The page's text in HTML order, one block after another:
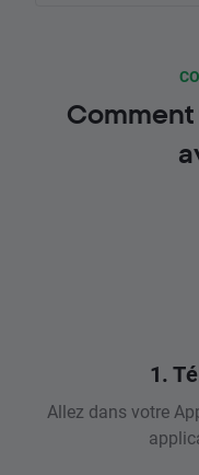
Comment
1.
Allez dans votre